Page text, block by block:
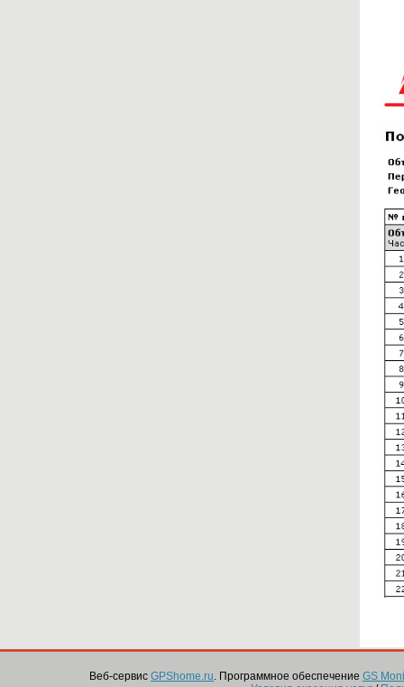
Веб-сервис GPShome.ru. Программное обеспечение GS